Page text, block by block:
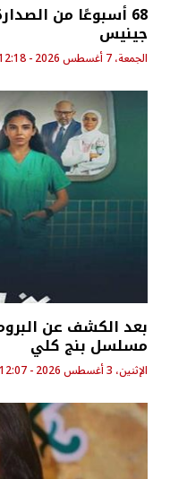
68 أسبوعًا من
جينيس
الجمعة، 7 أغسطس 2026 - 12:18 ص
بعد الكشف عن
مسلسل بنج كلي
الإثنين، 3 أغسطس 2026 - 12:07 ص